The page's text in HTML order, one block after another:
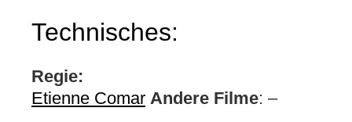
Technisches:
Regie:
Etienne Comar Andere Filme: –